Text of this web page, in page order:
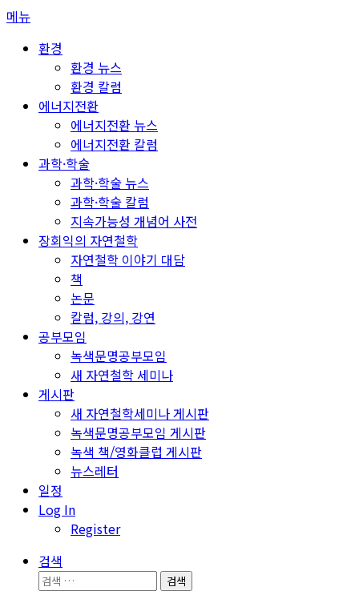
콘
메뉴
환경
환경 뉴스
환경 칼럼
에너지전환
에너지전환 뉴스
에너지전환 칼럼
과학·학술
과학·학술 뉴스
과학·학술 칼럼
지속가능성 개념어 사전
장회익의 자연철학
자연철학 이야기 대담
책
논문
칼럼, 강의, 강연
공부모임
녹색문명공부모임
새 자연철학 세미나
게시판
새 자연철학세미나 게시판
녹색문명공부모임 게시판
녹색 책/영화클럽 게시판
뉴스레터
일정
Log In
Register
검색
검